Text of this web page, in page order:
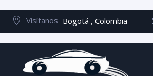
Visítanos Bogotá , Colombia